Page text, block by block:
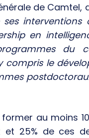
de Camtel,
en
du
compris le
au moins
25% de ces